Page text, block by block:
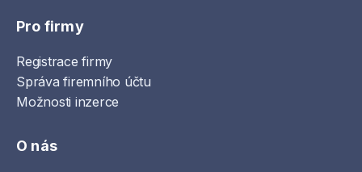
Pro firmy
Registrace firmy
Správa firemního účtu
Možnosti inzerce
O nás